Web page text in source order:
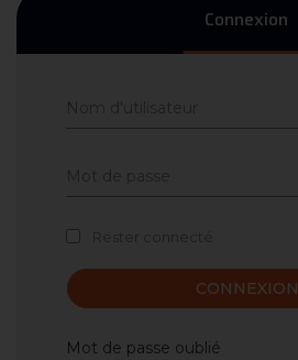
Connexion
CONNEXION
Mot de passe oublié